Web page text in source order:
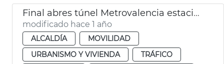
Final abres túnel Metrovalencia estaciones de Xàtiva y Alicante
modificado hace 1 año
ALCALDÍA
MOVILIDAD
URBANISMO Y VIVIENDA
TRÁFICO